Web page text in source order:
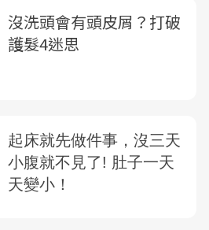
沒洗頭會有頭皮屑？打破
護髮4迷思